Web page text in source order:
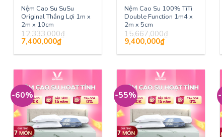
Nệm Cao Su SuSu
Original Thắng Lợi 1m x
2m x 10cm
12,333,000₫
Giá
gốc
là:
7,400,000₫Giá
tại
Nệm Cao Su 100% TiTi
Double Function 1m4 x
2m x 5cm
15,667,000₫
Giá
gốc
là:
9,400,000₫Giá
tại
-60% -55%